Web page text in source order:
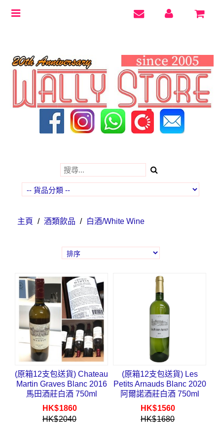
Toggle
主頁 / 酒類飲品 / 白酒/White Wine
(原箱12支包送貨) Chateau
Martin Graves Blanc 2016
馬田酒莊白酒 750ml
HK$1860
HK$2040
(原箱12支包送貨) Les
Petits Arnauds Blanc 2020
阿爾諾酒莊白酒 750ml
HK$1560
HK$1680